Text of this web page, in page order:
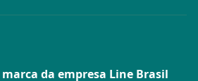
da empresa Line Brasil